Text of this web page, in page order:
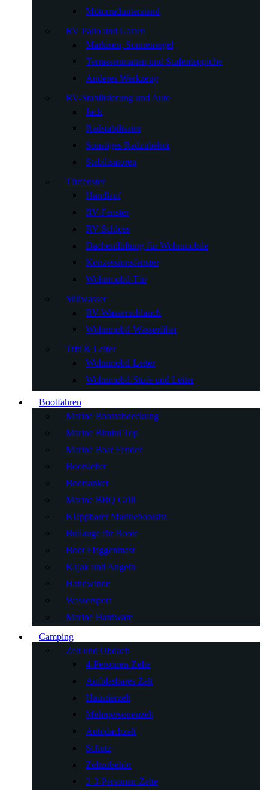
Motorradunterstand
RV Patio und Garten
Markisen, Sonnensegel
Terrassenmatten und Stufenteppiche
Anderes Werkzeug
RV-Stabilisierung und Auto
Jack
Radstabilisator
Sonstiges Radzubehör
Stabilisatoren
Türfenster
Handlauf
RV-Fenster
RV-Schloss
Dachentlüftung für Wohnmobile
Konzessionsfenster
Wohnmobil-Tür
Süßwasser
RV-Wasserschlauch
Wohnmobil-Wasserfilter
Tritt & Leiter
Wohnmobil-Leiter
Wohnmobil-Stufe und Leiter
Bootfahren
Marine Bootsabdeckung
Marine Bimini Top
Marine Boat Fender
Bootsleiter
Bootsanker
Marine BBQ Grill
Klappbarer Marinebootsitz
Bullauge für Boote
Boot Flaggenmast
Kajak und Angeln
Handwinde
Wassersport
Marine Hardware
Camping
Zelt und Obdach
4-Personen-Zelte
Aufblasbares Zelt
Haustierzelt
Mehrpersonenzelt
Autodachzelt
Schutz
Zeltzubehör
2-3-Personen-Zelte